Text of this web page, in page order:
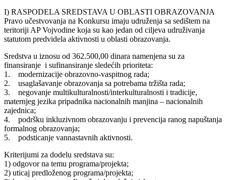
I) RASPODELA SREDSTAVA U OBLASTI OBRAZOVANJA
Pravo učestvovanja na Konkursu imaju udruženja sa sedištem na
teritoriji AP Vojvodine koja su kao jedan od ciljeva udruživanja
statutom predvidela aktivnosti u oblasti obrazovanja.
Sredstva u iznosu od 362.500,00 dinara namenjena su za
finansiranje i sufinansiranje sledećih prioriteta:
1. modernizacije obrazovno-vaspitnog rada;
2. usaglašavanje obrazovanja sa potrebama tržišta rada;
3. negovanje multikulturalnosti/interkulturalnosti i tradicije,
maternjeg jezika pripadnika nacionalnih manjina – nacionalnih
zajednica;
4. podršku inkluzivnom obrazovanju i prevencija ranog napuštanja
formalnog obrazovanja;
5. podsticanje vannastavnih aktivnosti.
Kriterijumi za dodelu sredstava su:
1) odgovor na temu programa/projekta;
2) uticaj predloženog programa/projekta;